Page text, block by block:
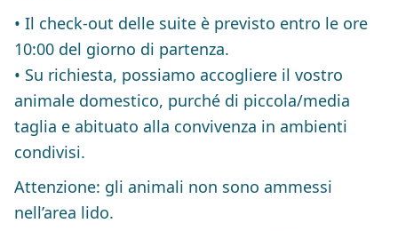
• Il check-out delle suite è previsto entro le ore
10:00 del giorno di partenza.
• Su richiesta, possiamo accogliere il vostro
animale domestico, purché di piccola/media
taglia e abituato alla convivenza in ambienti
condivisi.
Attenzione: gli animali non sono ammessi
nell’area lido.